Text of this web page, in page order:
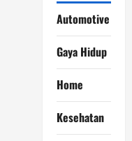
Automotive
Gaya Hidup
Home
Kesehatan